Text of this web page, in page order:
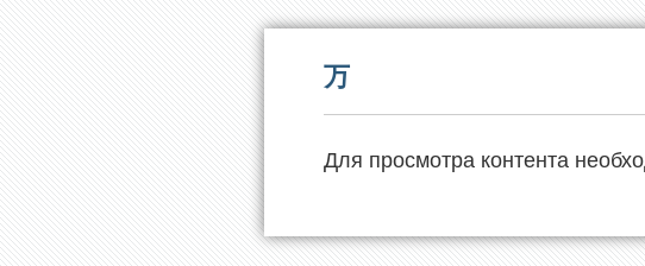
万
Для просмотра контента